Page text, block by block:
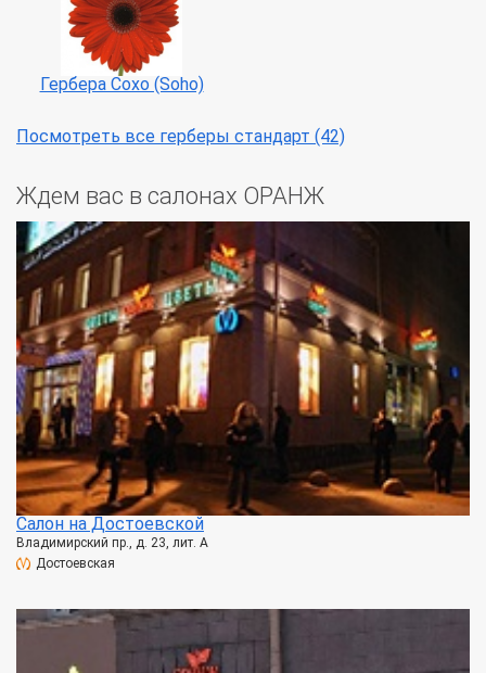
Гербера Сохо (Soho)
Посмотреть все герберы стандарт (42)
Ждем вас в салонах ОРАНЖ
Салон на Достоевской
Владимирский пр., д. 23, лит. А
Достоевская